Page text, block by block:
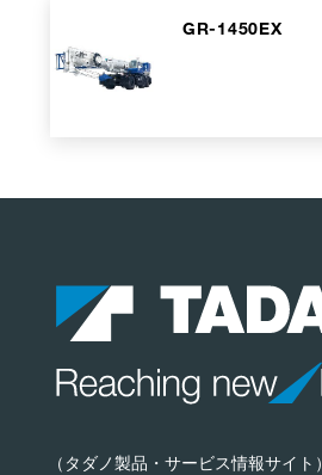
GR-1450EX
（タダノ製品・サービス情報サイト）